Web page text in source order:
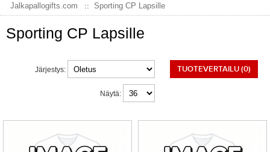
Jalkapallogifts.com Sporting CP Lapsille
Sporting CP Lapsille
TUOTEVERTAILU (0)
Järjestys:
Näytä: